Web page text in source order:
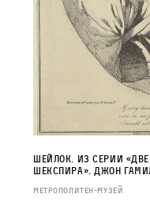
Шейлок. Из серии
Шекспира». Джон
Метрополитен‑музей